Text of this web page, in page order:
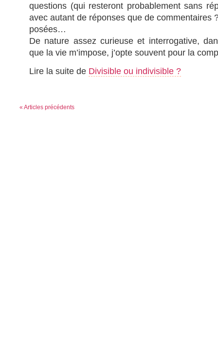
questions (qui resteront probablement sans
avec autant de réponses que de commentaires
posées…
De nature assez curieuse et interrogative,
que la vie m’impose, j’opte souvent pour la
Lire la suite de Divisible ou indivisible ?
« Articles précédents